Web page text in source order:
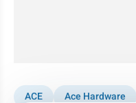
ACE Ace Hardware